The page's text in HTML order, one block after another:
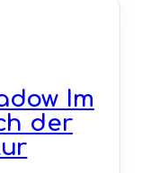
Im
der